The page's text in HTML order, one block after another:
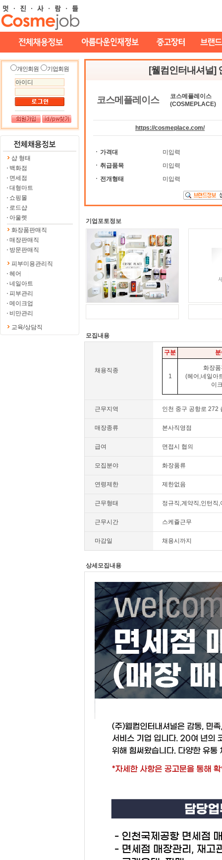
개인회원 기업회원
샵 형태
백화점
면세점
대형마트
쇼핑몰
로드샵
아울렛
화장품판매직
매장판매직
방문판매직
피부미용관리직
헤어
네일아트
피부관리
메이크업
비만관리
교육/상담직
[웰컴인터내셔널]
코스메플레이스
코스메플레이스
(COSMEPLACE)
https://cosmeplace.com/
가격대
미입력
취급품목
미입력
전개형태
미입력
기업포토정보
모집내용
채용직종
구분
1
화장
(헤어,네일아
이
근무지역 인천 중구 공항로 272
매장종류 본사직영점
급여 면접시 협의
모집분야 화장품류
연령제한 제한없음
근무형태 정규직,계약직,인턴직,
근무시간 스케쥴근무
마감일 채용시까지
상세모집내용